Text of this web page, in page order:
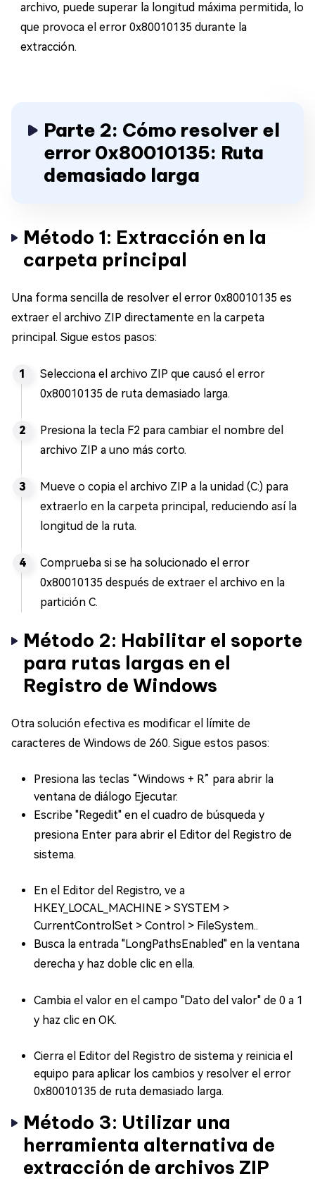
archivo, puede superar la longitud máxima permitida, lo
que provoca el error 0x80010135 durante la
extracción.
Parte 2: Cómo resolver el
error 0x80010135: Ruta
demasiado larga
Método 1: Extracción en la
carpeta principal
Una forma sencilla de resolver el error 0x80010135 es
extraer el archivo ZIP directamente en la carpeta
principal. Sigue estos pasos:
Selecciona el archivo ZIP que causó el error
0x80010135 de ruta demasiado larga.
Presiona la tecla F2 para cambiar el nombre del
archivo ZIP a uno más corto.
Mueve o copia el archivo ZIP a la unidad (C:) para
extraerlo en la carpeta principal, reduciendo así la
longitud de la ruta.
Comprueba si se ha solucionado el error
0x80010135 después de extraer el archivo en la
partición C.
Método 2: Habilitar el soporte
para rutas largas en el
Registro de Windows
Otra solución efectiva es modificar el límite de
caracteres de Windows de 260. Sigue estos pasos:
Presiona las teclas “Windows + R” para abrir la
ventana de diálogo Ejecutar.
Escribe "Regedit" en el cuadro de búsqueda y
presiona Enter para abrir el Editor del Registro de
sistema.
En el Editor del Registro, ve a
HKEY_LOCAL_MACHINE > SYSTEM >
CurrentControlSet > Control > FileSystem..
Busca la entrada "LongPathsEnabled" en la ventana
derecha y haz doble clic en ella.
Cambia el valor en el campo "Dato del valor" de 0 a 1
y haz clic en OK.
Cierra el Editor del Registro de sistema y reinicia el
equipo para aplicar los cambios y resolver el error
0x80010135 de ruta demasiado larga.
Método 3: Utilizar una
herramienta alternativa de
extracción de archivos ZIP